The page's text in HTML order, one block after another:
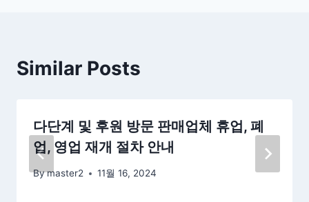
Similar Posts
다단계 및 후원 방문 판매업체 휴업, 폐
업, 영업 재개 절차 안내
Bymaster2 11월 16, 2024